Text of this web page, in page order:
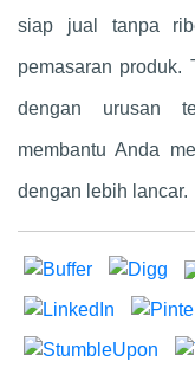
siap jual tanpa
pemasaran produk.
dengan urusan
membantu Anda
dengan lebih lancar.